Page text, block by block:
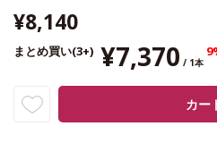
¥8,140
まとめ買い(3+) ¥7,370 / 1本
カー